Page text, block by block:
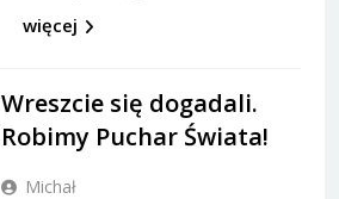
więcej
Wreszcie się dogadali.
Robimy Puchar Świata!
Michał